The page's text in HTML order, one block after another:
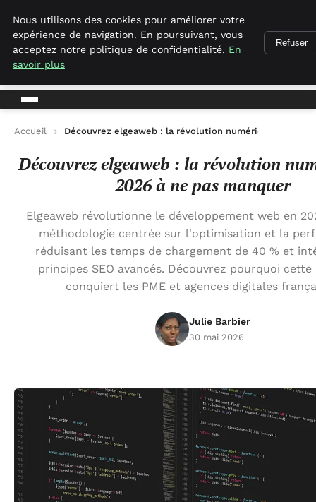
empirenewswire
Accueil Découvrez elgeaweb : la révolution numérique de 2026
Découvrez elgeaweb : la révolution
2026 à ne pas manquer
Elgeaweb révolutionne le développement web en
méthodologie centrée sur l'optimisation et la
réduisant les temps de chargement de 40 % et
principes SEO avancés. Découvrez pourquoi
conquiert les PME et agences digitales
Julie Barbier
30 mai 2026
Nous utilisons des cookies pour améliorer votre
expérience de navigation. En poursuivant, vous
acceptez notre politique de confidentialité. En
savoir plus
Refuser